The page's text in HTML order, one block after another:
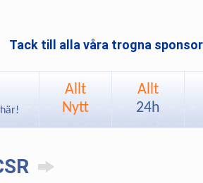
Tack till alla våra trogna
Allt
Nytt
Allt
24h